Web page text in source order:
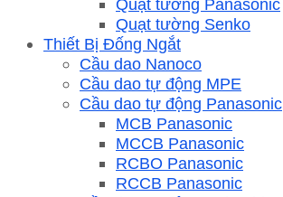
Quạt tường Panasonic
Quạt tường Senko
Thiết Bị Đống Ngắt
Cầu dao Nanoco
Cầu dao tự động MPE
Cầu dao tự động Panasonic
MCB Panasonic
MCCB Panasonic
RCBO Panasonic
RCCB Panasonic